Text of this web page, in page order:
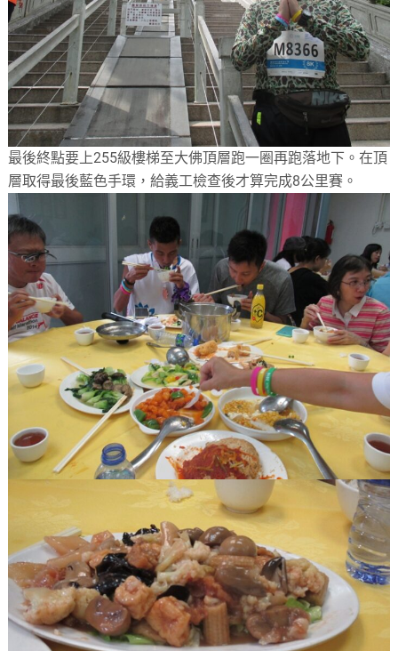
最後終點要上255級樓梯至大佛頂層跑一圈再跑落地下。在頂
層取得最後藍色手環，給義工檢查後才算完成8公里賽。